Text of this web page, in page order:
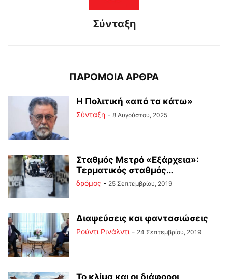
Σύνταξη
ΠΑΡΟΜΟΙΑ ΑΡΘΡΑ
Η Πολιτική «από τα κάτω»
Σύνταξη - 8 Αυγούστου, 2025
Σταθμός Μετρό «Εξάρχεια»:
Τερματικός σταθμός…
δρόμος - 25 Σεπτεμβρίου, 2019
Διαψεύσεις και φαντασιώσεις
Ρούντι Ρινάλντι - 24 Σεπτεμβρίου, 2019
Το κλίμα και οι διάφοροι